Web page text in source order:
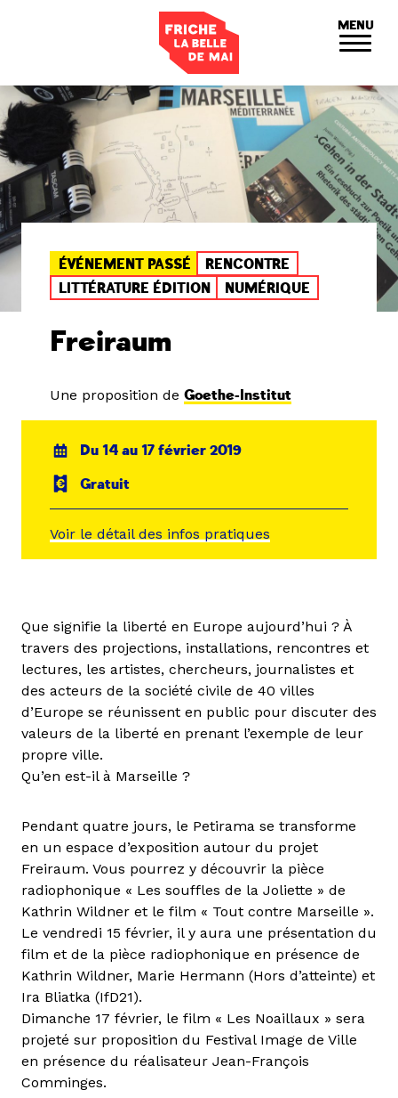
MENU
ÉVÉNEMENT PASSÉ
RENCONTRE
LITTÉRATURE ÉDITION
NUMÉRIQUE
Freiraum
Une proposition de Goethe-Institut
Du 14 au 17 février 2019
Gratuit
Voir le détail des infos pratiques
Que signifie la liberté en Europe aujourd’hui ? À
travers des projections, installations, rencontres et
lectures, les artistes, chercheurs, journalistes et
des acteurs de la société civile de 40 villes
d’Europe se réunissent en public pour discuter des
valeurs de la liberté en prenant l’exemple de leur
propre ville.
Qu’en est-il à Marseille ?
Pendant quatre jours, le Petirama se transforme
en un espace d’exposition autour du projet
Freiraum. Vous pourrez y découvrir la pièce
radiophonique « Les souffles de la Joliette » de
Kathrin Wildner et le film « Tout contre Marseille ».
Le vendredi 15 février, il y aura une présentation du
film et de la pièce radiophonique en présence de
Kathrin Wildner, Marie Hermann (Hors d’atteinte) et
Ira Bliatka (IfD21).
Dimanche 17 février, le film « Les Noaillaux » sera
projeté sur proposition du Festival Image de Ville
en présence du réalisateur Jean-François
Comminges.
Panneau de gestion des cookies